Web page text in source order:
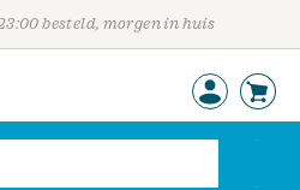
besteld, morgen in huis